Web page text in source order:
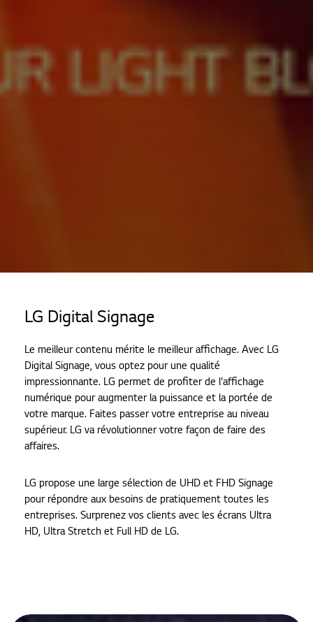
Produits
Digital Signage
LG Digital Signage
Le meilleur contenu mérite le meilleur affichage. Avec LG
Digital Signage, vous optez pour une qualité
impressionnante. LG permet de profiter de l'affichage
numérique pour augmenter la puissance et la portée de
votre marque. Faites passer votre entreprise au niveau
supérieur. LG va révolutionner votre façon de faire des
affaires.
LG propose une large sélection de UHD et FHD Signage
pour répondre aux besoins de pratiquement toutes les
entreprises. Surprenez vos clients avec les écrans Ultra
HD, Ultra Stretch et Full HD de LG.